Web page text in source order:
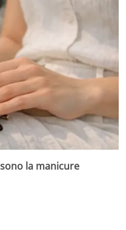
la manicure